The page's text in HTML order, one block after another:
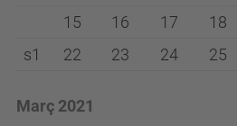
15
16 17 18
s1
22 23 24 25
Març 2021